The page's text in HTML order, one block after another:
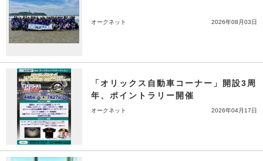
オークネット 2026年08月03日
「オリックス自動車コーナー」開設3周
年、ポイントラリー開催
オークネット 2026年04月17日